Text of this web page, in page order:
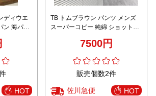
ディウエ
ン 海パン
HOT
TB トムブラウン パンツ メンズ
スーパーコピー 純綿 ショットパ
7500円
販売個数2件
佐川急便 HOT